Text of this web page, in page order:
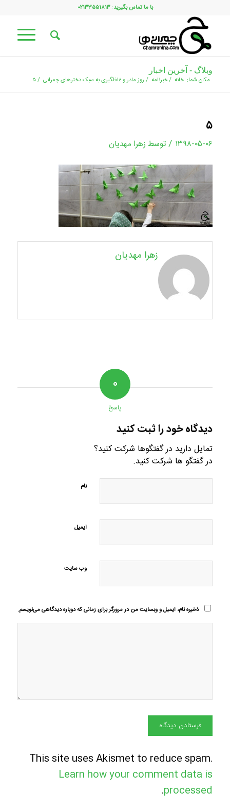
با ما تماس بگیرید: ۰۲۱۳۳۵۵۱۸۱۳
وبلاگ - آخرین اخبار
مکان شما: خانه /خبرنامه / روز مادر و غافلگیری به سبک دخترهای چمرانی /۵
۵
۱۳۹۸-۰۵-۰۶ / توسط زهرا مهدیان
زهرا مهدیان
۰
پاسخ
دیدگاه خود را ثبت کنید
تمایل دارید در گفتگوها شرکت کنید؟
در گفتگو ها شرکت کنید.
نام
ایمیل
وب‌ سایت
ذخیره نام، ایمیل و وبسایت من در مرورگر برای زمانی که دوباره دیدگاهی می‌نویسم.
This site uses Akismet to reduce spam.
Learn how your comment data is
processed
.